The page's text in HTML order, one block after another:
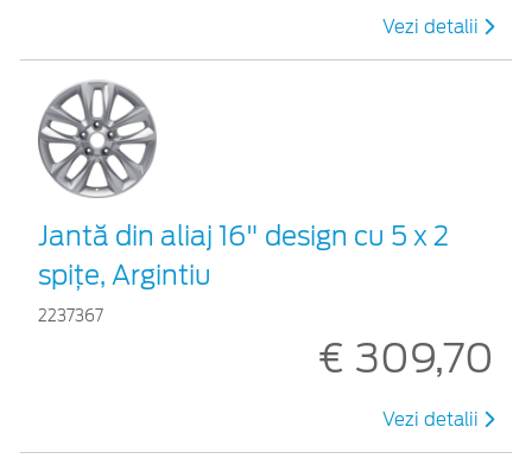
Vezi detalii
Jantă din aliaj 16" design cu 5 x 2
spiţe, Argintiu
2237367
€ 309,70
Vezi detalii